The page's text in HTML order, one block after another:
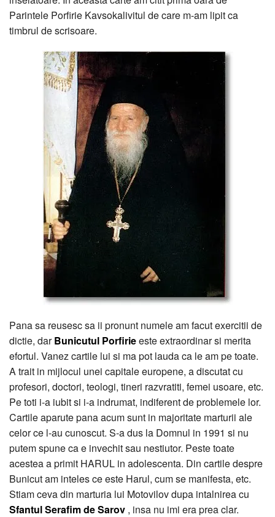
Parintele Porfirie Kavsokalivitul de care m-am lipit ca
timbrul de scrisoare.
Pana sa reusesc sa ii pronunt numele am facut exercitii de
dictie, darBunicutul Porfirieeste extraordinar si merita
efortul. Vanez cartile lui si ma pot lauda ca le am pe toate.
A trait in mijlocul unei capitale europene, a discutat cu
profesori, doctori, teologi, tineri razvratiti, femei usoare, etc.
Pe toti i-a iubit si i-a indrumat, indiferent de problemele lor.
Cartile aparute pana acum sunt in majoritate marturii ale
celor ce l-au cunoscut. S-a dus la Domnul in 1991 si nu
putem spune ca e invechit sau nestiutor. Peste toate
acestea a primit HARUL in adolescenta. Din cartile despre
Bunicut am inteles ce este Harul, cum se manifesta, etc.
Stiam ceva din marturia lui Motovilov dupa intalnirea cu
Sfantul Serafim de Sarov , insa nu imi era prea clar.